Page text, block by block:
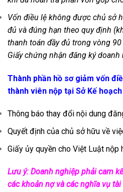
Vốn điều lệ không được chủ sở
đủ và đúng hạn theo quy định
thanh toán đầy đủ trong vòng
Giấy chứng nhận đăng ký doanh
Thành phần hồ sơ giảm vốn
thành viên nộp tại Sở Kế
Thông báo thay đổi nội dung
Quyết định của chủ sở hữu về
Giấy ủy quyền cho Việt Luật nộp
Lưu ý: Doanh nghiệp phải cam
các khoản nợ và các nghĩa vụ